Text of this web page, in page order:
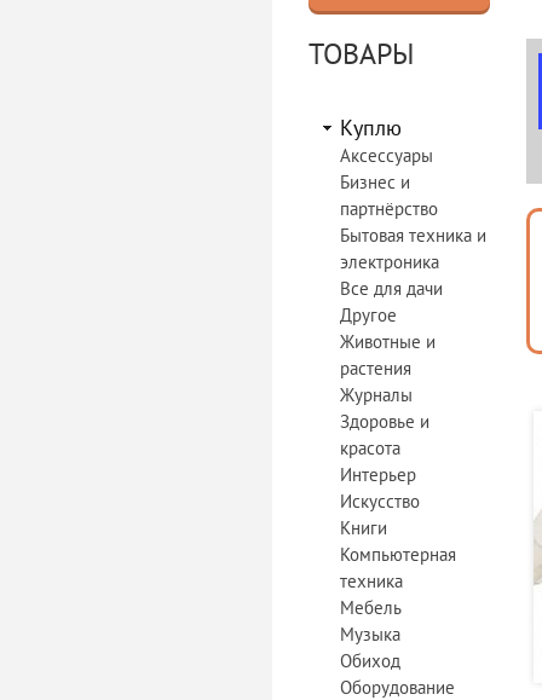
ТОВАРЫ
Куплю
Аксессуары
Бизнес и
партнёрство
Бытовая техника и
электроника
Все для дачи
Другое
Животные и
растения
Журналы
Здоровье и
красота
Интерьер
Искусство
Книги
Компьютерная
техника
Мебель
Музыка
Обиход
Оборудование